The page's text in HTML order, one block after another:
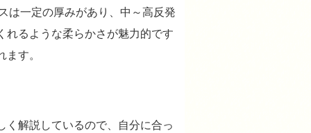
は一定の厚みがあり、中～高反発
れるような柔らかさが魅力的です
す。
く解説しているので、自分に合っ